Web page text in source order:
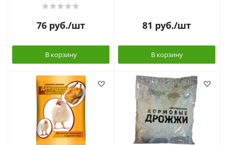
76 руб./шт
В корзину
81 руб./шт
В корзину